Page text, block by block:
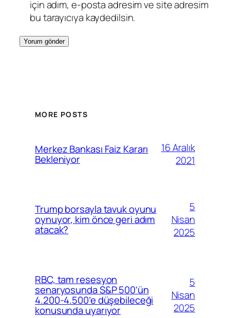
için adım, e-posta adresim ve site adresim
bu tarayıcıya kaydedilsin.
MORE POSTS
Merkez Bankası Faiz Kararı
Bekleniyor
16 Aralık
2021
Trump borsayla tavuk oyunu
oynuyor, kim önce geri adım
atacak?
5
Nisan
2025
RBC, tam resesyon
senaryosunda S&P 500’ün
4.200-4.500’e düşebileceği
konusunda uyarıyor
5
Nisan
2025